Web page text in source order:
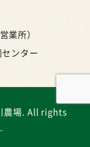
業所）
ンター
農場. All rights